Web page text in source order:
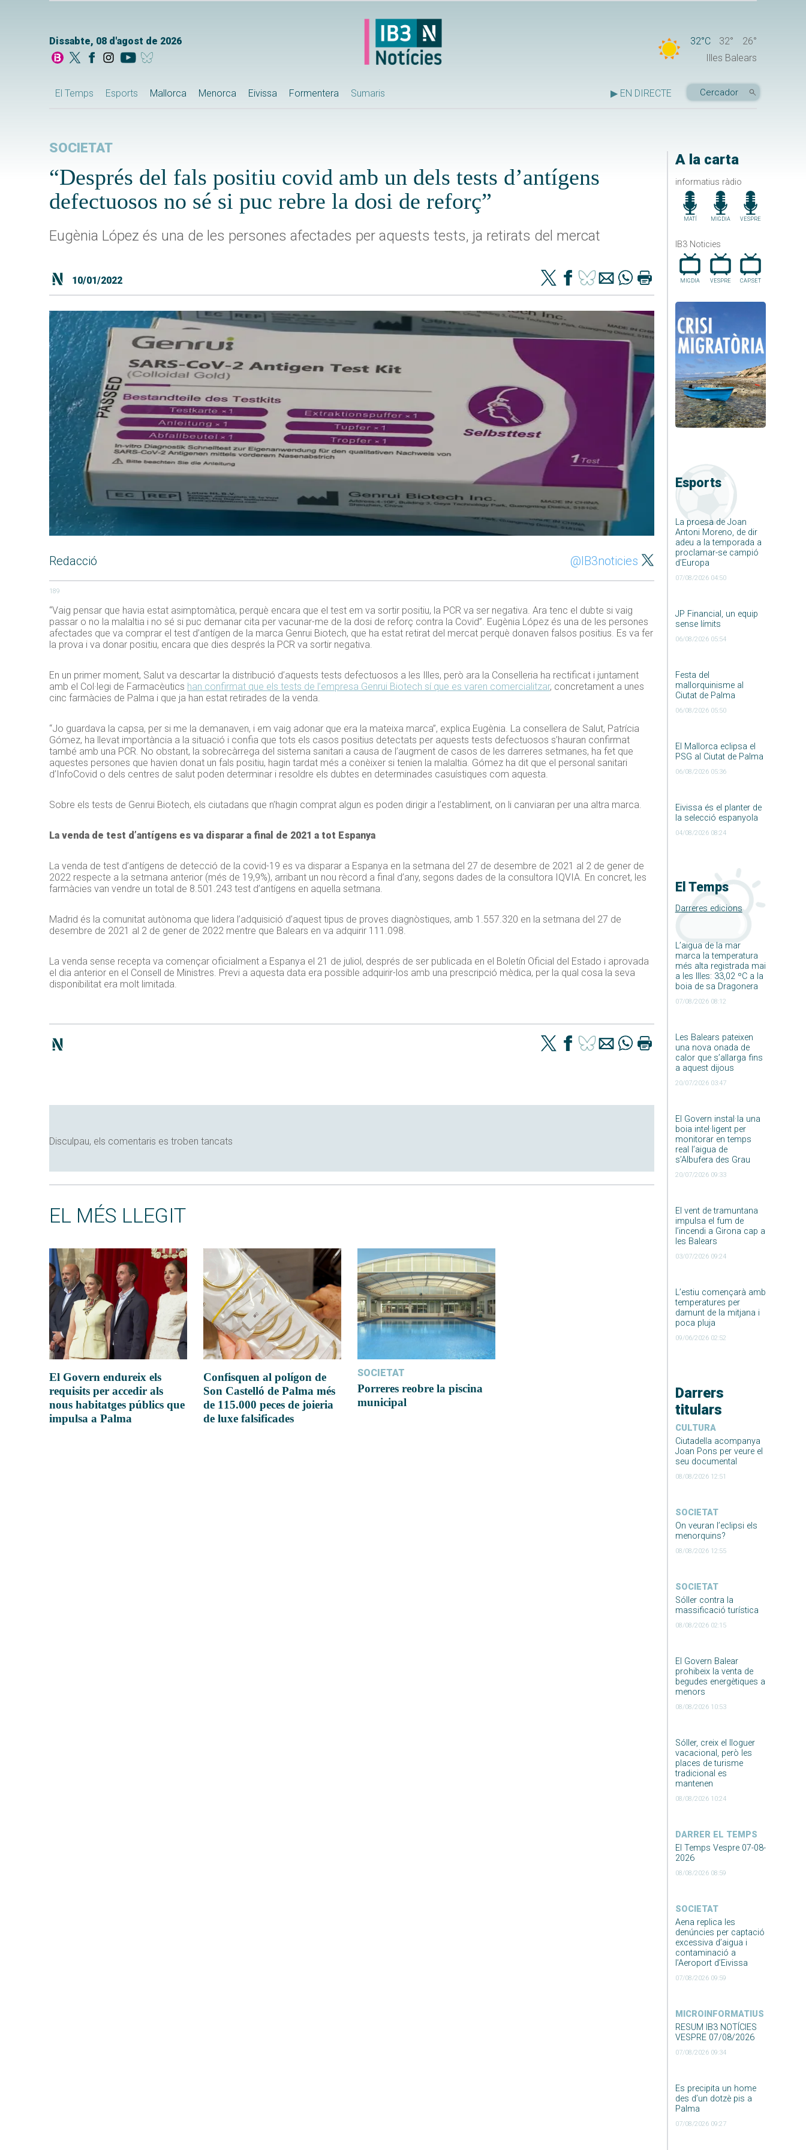
Dissabte, 08 d'agost de 2026 32°C 32°
26°
Illes Balears
El Temps Esports Mallorca Menorca Eivissa Formentera Sumaris ▶ EN DIRECTE
A la carta
informatius ràdio
MATÍ MIGDIA VESPRE
IB3 Noticies
MIGDIA VESPRE CAP.SET
Esports
La proesa de Joan
Antoni Moreno, de dir
adeu a la temporada a
proclamar-se campió
d’Europa
07/08/2026 04:50
JP Financial, un equip
sense límits
06/08/2026 05:54
Festa del
mallorquinisme al
Ciutat de Palma
06/08/2026 05:50
El Mallorca eclipsa el
PSG al Ciutat de Palma
06/08/2026 05:36
Eivissa és el planter de
la selecció espanyola
04/08/2026 08:24
El Temps
Darreres edicions
L’aigua de la mar
marca la temperatura
més alta registrada mai
a les Illes: 33,02 ºC a la
boia de sa Dragonera
07/08/2026 08:12
Les Balears pateixen
una nova onada de
calor que s’allarga fins
a aquest dijous
20/07/2026 03:47
El Govern instal·la una
boia intel·ligent per
monitorar en temps
real l’aigua de
s’Albufera des Grau
20/07/2026 09:33
El vent de tramuntana
impulsa el fum de
l’incendi a Girona cap a
les Balears
03/07/2026 09:24
L’estiu començarà amb
temperatures per
damunt de la mitjana i
poca pluja
09/06/2026 02:52
Darrers
titulars
CULTURA
Ciutadella acompanya
Joan Pons per veure el
seu documental
08/08/2026 12:51
SOCIETAT
On veuran l’eclipsi els
menorquins?
08/08/2026 12:55
SOCIETAT
Sóller contra la
massificació turística
08/08/2026 02:15
El Govern Balear
prohibeix la venta de
begudes energètiques a
menors
08/08/2026 10:53
Sóller, creix el lloguer
vacacional, però les
places de turisme
tradicional es
mantenen
08/08/2026 10:24
DARRER EL TEMPS
El Temps Vespre 07-08-
2026
08/08/2026 08:59
SOCIETAT
Aena replica les
denúncies per captació
excessiva d’aigua i
contaminació a
l’Aeroport d’Eivissa
07/08/2026 09:59
MICROINFORMATIUS
RESUM IB3 NOTÍCIES
VESPRE 07/08/2026
07/08/2026 09:34
Es precipita un home
des d’un dotzè pis a
Palma
07/08/2026 09:27
SOCIETAT
“Després del fals positiu covid amb un dels tests d’antígens
defectuosos no sé si puc rebre la dosi de reforç”
Eugènia López és una de les persones afectades per aquests tests, ja retirats del mercat
10/01/2022
Redacció @IB3noticies
189
“Vaig pensar que havia estat asimptomàtica, perquè encara que el test em va sortir positiu, la PCR va ser negativa. Ara tenc el dubte si vaig
passar o no la malaltia i no sé si puc demanar cita per vacunar-me de la dosi de reforç contra la Covid”. Eugènia López és una de les persones
afectades que va comprar el test d’antígen de la marca Genrui Biotech, que ha estat retirat del mercat perquè donaven falsos positius. Es va fer
la prova i va donar positiu, encara que dies després la PCR va sortir negativa.
En un primer moment, Salut va descartar la distribució d’aquests tests defectuosos a les Illes, però ara la Conselleria ha rectificat i juntament
amb el Col·legi de Farmacèutics han confirmat que els tests de l’empresa Genrui Biotech sí que es varen comercialitzar, concretament a unes
cinc farmàcies de Palma i que ja han estat retirades de la venda.
“Jo guardava la capsa, per si me la demanaven, i em vaig adonar que era la mateixa marca”, explica Eugènia. La consellera de Salut, Patrícia
Gómez, ha llevat importància a la situació i confia que tots els casos positius detectats per aquests tests defectuosos s’hauran confirmat
també amb una PCR. No obstant, la sobrecàrrega del sistema sanitari a causa de l’augment de casos de les darreres setmanes, ha fet que
aquestes persones que havien donat un fals positiu, hagin tardat més a conèixer si tenien la malaltia. Gómez ha dit que el personal sanitari
d’InfoCovid o dels centres de salut poden determinar i resoldre els dubtes en determinades casuístiques com aquesta.
Sobre els tests de Genrui Biotech, els ciutadans que n’hagin comprat algun es poden dirigir a l’establiment, on li canviaran per una altra marca.
La venda de test d’antígens es va disparar a final de 2021 a tot Espanya
La venda de test d’antígens de detecció de la covid-19 es va disparar a Espanya en la setmana del 27 de desembre de 2021 al 2 de gener de
2022 respecte a la setmana anterior (més de 19,9%), arribant un nou rècord a final d’any, segons dades de la consultora IQVIA. En concret, les
farmàcies van vendre un total de 8.501.243 test d’antígens en aquella setmana.
Madrid és la comunitat autònoma que lidera l’adquisició d’aquest tipus de proves diagnòstiques, amb 1.557.320 en la setmana del 27 de
desembre de 2021 al 2 de gener de 2022 mentre que Balears en va adquirir 111.098.
La venda sense recepta va començar oficialment a Espanya el 21 de juliol, després de ser publicada en el Boletín Oficial del Estado i aprovada
el dia anterior en el Consell de Ministres. Previ a aquesta data era possible adquirir-los amb una prescripció mèdica, per la qual cosa la seva
disponibilitat era molt limitada.
Disculpau, els comentaris es troben tancats
EL MÉS LLEGIT
El Govern endureix els
requisits per accedir als
nous habitatges públics que
impulsa a Palma
Confisquen al polígon de
Son Castelló de Palma més
de 115.000 peces de joieria
de luxe falsificades
SOCIETAT
Porreres reobre la piscina
municipal